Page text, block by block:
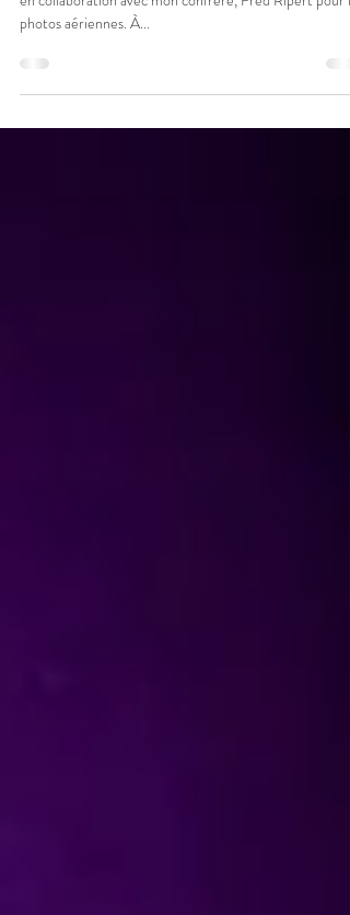
Voici le dernier reportage photos du Parc Mazet réalisé
en collaboration avec mon confrère, Fred Ripert pour